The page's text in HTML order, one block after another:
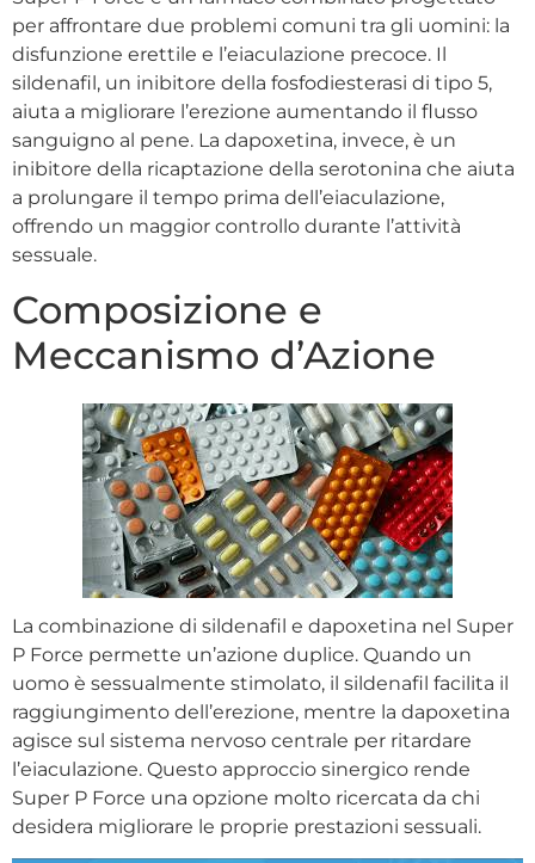
per affrontare due problemi comuni tra gli uomini: la
disfunzione erettile e l’eiaculazione precoce. Il
sildenafil, un inibitore della fosfodiesterasi di tipo 5,
aiuta a migliorare l’erezione aumentando il flusso
sanguigno al pene. La dapoxetina, invece, è un
inibitore della ricaptazione della serotonina che aiuta
a prolungare il tempo prima dell’eiaculazione,
offrendo un maggior controllo durante l’attività
sessuale.
Composizione e
Meccanismo d’Azione
La combinazione di sildenafil e dapoxetina nel Super
P Force permette un’azione duplice. Quando un
uomo è sessualmente stimolato, il sildenafil facilita il
raggiungimento dell’erezione, mentre la dapoxetina
agisce sul sistema nervoso centrale per ritardare
l’eiaculazione. Questo approccio sinergico rende
Super P Force una opzione molto ricercata da chi
desidera migliorare le proprie prestazioni sessuali.